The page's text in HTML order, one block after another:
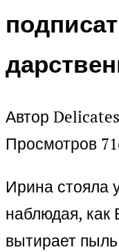
Автор
Просмотров
Ирина стояла
наблюдая, как
вытирает